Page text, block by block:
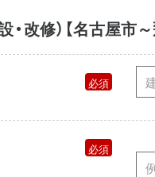
・改修）【名古屋